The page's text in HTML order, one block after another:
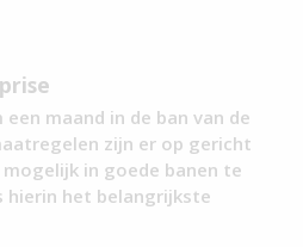
maand in de ban van de
zijn er op gericht
in goede banen te
hierin het belangrijkste